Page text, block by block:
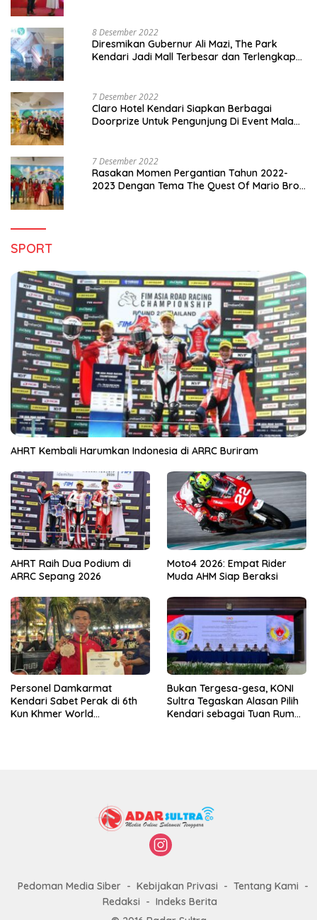
8 Desember 2022
Diresmikan Gubernur Ali Mazi, The Park
Kendari Jadi Mall Terbesar dan Terlengkap
7 Desember 2022
Claro Hotel Kendari Siapkan Berbagai
Doorprize Untuk Pengunjung Di Event Malam
7 Desember 2022
Rasakan Momen Pergantian Tahun 2022-
2023 Dengan Tema The Quest Of Mario Bros
SPORT
AHRT Kembali Harumkan Indonesia di ARRC Buriram
AHRT Raih Dua Podium di
ARRC Sepang 2026
Moto4 2026: Empat Rider
Muda AHM Siap Beraksi
Personel Damkarmat
Kendari Sabet Perak di 6th
Kun Khmer World
Bukan Tergesa-gesa, KONI
Sultra Tegaskan Alasan Pilih
Kendari sebagai Tuan Rumah
Pedoman Media Siber Kebijakan Privasi
Tentang Kami
Redaksi
Indeks Berita